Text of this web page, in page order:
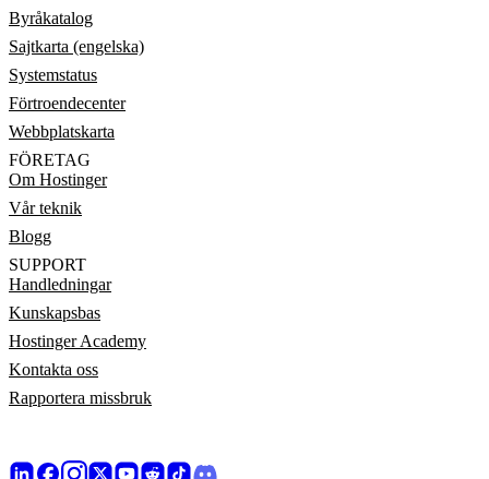
Byråkatalog
Sajtkarta (engelska)
Systemstatus
Förtroendecenter
Webbplatskarta
FÖRETAG
Om Hostinger
Vår teknik
Blogg
SUPPORT
Handledningar
Kunskapsbas
Hostinger Academy
Kontakta oss
Rapportera missbruk